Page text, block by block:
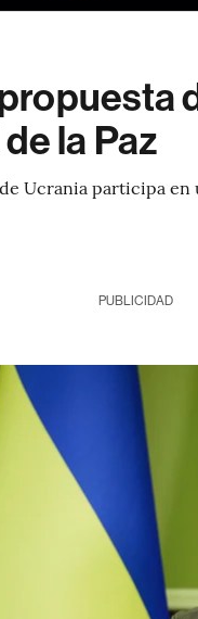
la Paz
Ucrania participa
PUBLICIDAD